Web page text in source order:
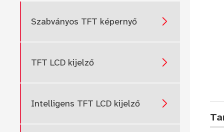
Szabványos TFT képernyő 
TFT LCD kijelző 
Intelligens TFT LCD kijelző 